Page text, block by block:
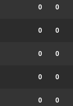
0 0
0 0
0 0
0 0
0 0